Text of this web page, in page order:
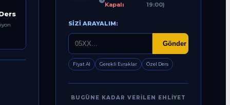
Kapalı
19:00)
SIZI ARAYALIM:
Gönder
Fiyat Al Gerekli Evraklar Özel Ders
BUGÜNE KADAR VERILEN EHLIYET